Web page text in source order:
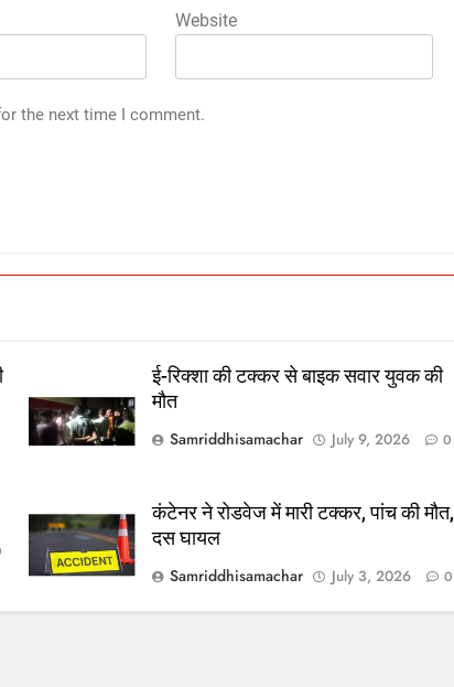
Website
the next time I comment.
ई-रिक्शा की टक्कर से बाइक सवार युवक की
मौत
Samriddhisamachar
July 9, 2026 0
कंटेनर ने रोडवेज में मारी टक्कर, पांच की मौत,
दस घायल
Samriddhisamachar
July 3, 2026 0